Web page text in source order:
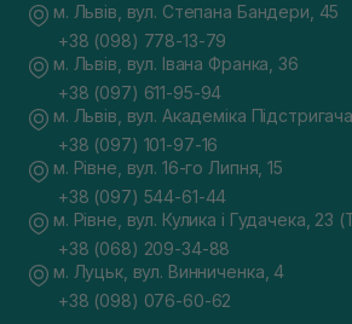
м. Львів, вул. Степана Бандери, 45
+38 (098) 778-13-79
м. Львів, вул. Івана Франка, 36
+38 (097) 611-95-94
м. Львів, вул. Академіка
+38 (097) 101-97-16
м. Рівне, вул. 16-го Липня, 15
+38 (097) 544-61-44
м. Рівне, вул. Кулика і Гудачека, 23
+38 (068) 209-34-88
м. Луцьк, вул. Винниченка, 4
+38 (098) 076-60-62